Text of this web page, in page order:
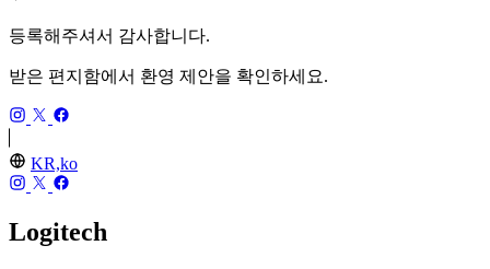
등록해주셔서 감사합니다.
받은 편지함에서 환영 제안을 확인하세요.
KR,ko
Logitech